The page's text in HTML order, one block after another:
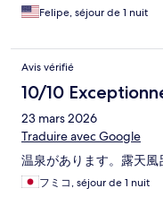
Felipe, séjour de 1 nuit
Avis vérifié
10/10
23 mars 2026
Traduire avec Google
温泉があります。露天風
フミコ, séjour de 1 nuit